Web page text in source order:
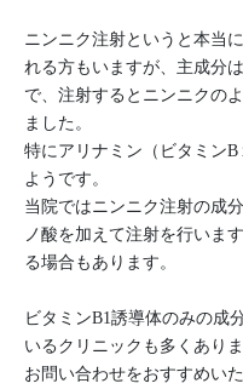
ニンニク注射というと本当
れる方もいますが、主成分
で、注射するとニンニクの
ました。
特にアリナミン（ビタミン
ようです。
当院ではニンニク注射の成
ノ酸を加えて注射を行いま
る場合もあります。
ビタミンB1誘導体のみの成
いるクリニックも多くあり
お問い合わせをおすすめいた